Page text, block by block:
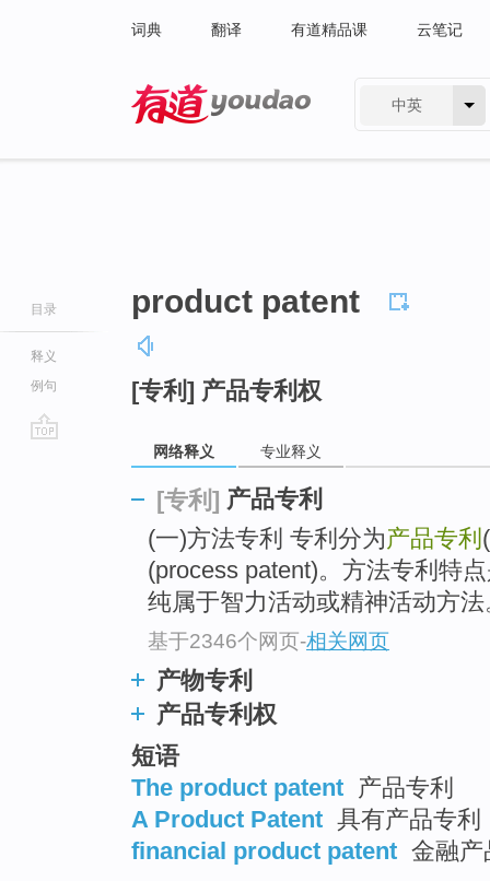
词典 翻译 有道精品课 云笔记
中英
目录
释义
例句
product patent
[专利] 产品专利权
网络释义 专业释义
[专利] 产品专利
(一)方法专利 专利分为产品专利 (
(process patent)。方法专利特
纯属于智力活动或精神活动方法
基于2346个网页-相关网页
产物专利
产品专利权
短语
The product patent 产品专利
A Product Patent 具有产品专利
financial product patent 金融产